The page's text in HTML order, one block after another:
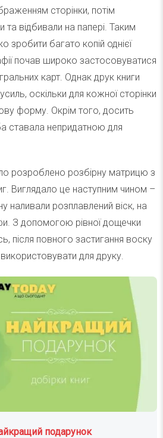
сторінки, потім
та відбивали на папері. Таким
зробити багато копій однієї
почав широко застосовуватися
карт. Однак друк книги
оскільки для кожної сторінки
форму. Окрім того, досить
ставала непридатною для
розроблено розбірну матрицю з
Виглядало це наступним чином –
наливали розплавлений віск, на
З допомогою рівної дощечки
після повного застигання воску
для друку.
подарунок